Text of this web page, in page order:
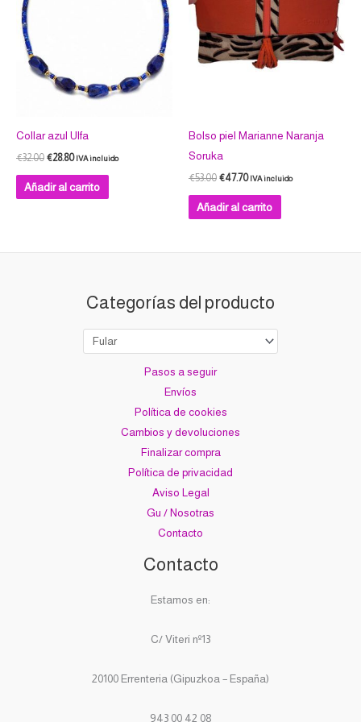
Collar azul Ulfa
€32.00 €28.80 IVA incluido
Añadir al carrito
Bolso piel Marianne Naranja
Soruka
€53.00 €47.70 IVA incluido
Añadir al carrito
Categorías del producto
Pasos a seguir
Envíos
Política de cookies
Cambios y devoluciones
Finalizar compra
Política de privacidad
Aviso Legal
Gu / Nosotras
Contacto
Contacto
Estamos en:
C/ Viteri nº13
20100 Errenteria (Gipuzkoa – España)
943 00 42 08